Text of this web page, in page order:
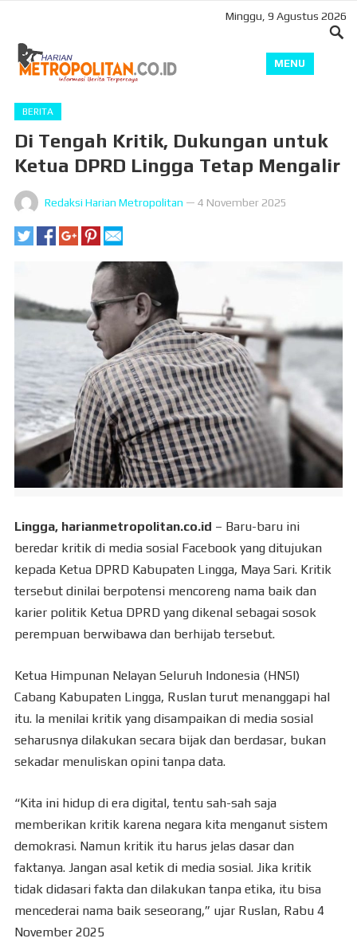
Minggu, 9 Agustus 2026
MENU
BERITA
Di Tengah Kritik, Dukungan untuk
Ketua DPRD Lingga Tetap Mengalir
Redaksi Harian Metropolitan — 4 November 2025
Lingga, harianmetropolitan.co.id – Baru-baru ini
beredar kritik di media sosial Facebook yang ditujukan
kepada Ketua DPRD Kabupaten Lingga, Maya Sari. Kritik
tersebut dinilai berpotensi mencoreng nama baik dan
karier politik Ketua DPRD yang dikenal sebagai sosok
perempuan berwibawa dan berhijab tersebut.
Ketua Himpunan Nelayan Seluruh Indonesia (HNSI)
Cabang Kabupaten Lingga, Ruslan turut menanggapi hal
itu. Ia menilai kritik yang disampaikan di media sosial
seharusnya dilakukan secara bijak dan berdasar, bukan
sekadar menuliskan opini tanpa data.
“Kita ini hidup di era digital, tentu sah-sah saja
memberikan kritik karena negara kita menganut sistem
demokrasi. Namun kritik itu harus jelas dasar dan
faktanya. Jangan asal ketik di media sosial. Jika kritik
tidak didasari fakta dan dilakukan tanpa etika, itu bisa
mencederai nama baik seseorang,” ujar Ruslan, Rabu 4
November 2025